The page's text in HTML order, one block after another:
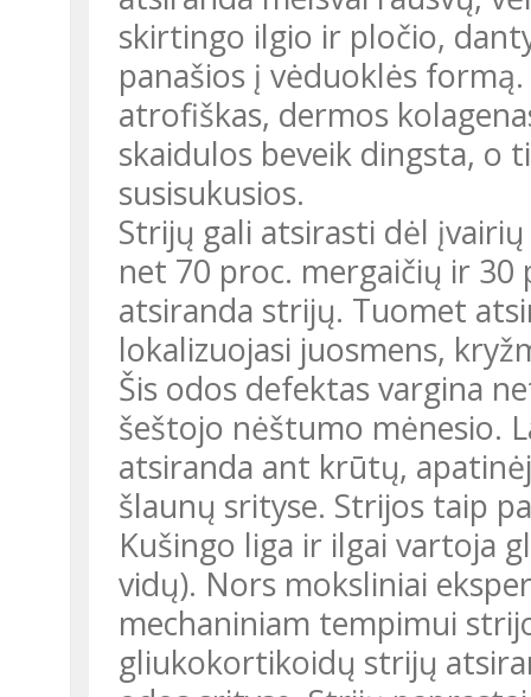
skirtingo ilgio ir pločio,
panašios į vėduoklės
atrofiškas, dermos
skaidulos beveik dingsta, o
susisukusios.
Strijų gali atsirasti dėl
net 70 proc. mergaičių ir
atsiranda strijų. Tuomet
lokalizuojasi juosmens,
Šis odos defektas vargina
šeštojo nėštumo mėnesio.
atsiranda ant krūtų,
šlaunų srityse. Strijos taip
Kušingo liga ir ilgai vartoja
vidų). Nors moksliniai
mechaniniam tempimui
gliukokortikoidų strijų